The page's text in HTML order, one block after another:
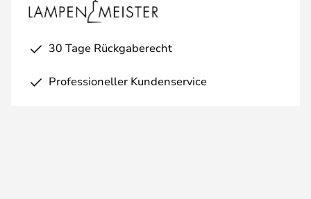
30 Tage Rückgaberecht
Professioneller Kundenservice